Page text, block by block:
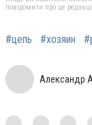
повідомити про це
#цепь #хозяин
Александр